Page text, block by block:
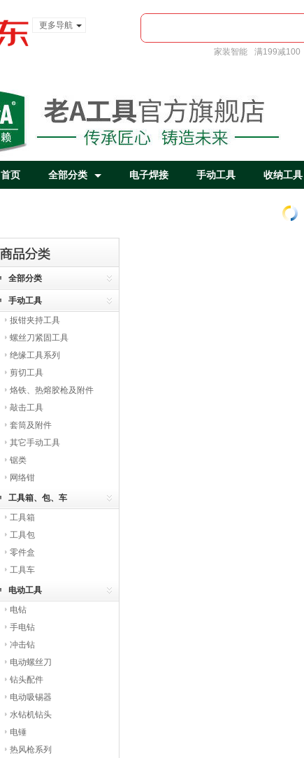
更多导航
家装智能 满199减100
首页 全部分类 电子焊接 手动工具 收纳工具
全部分类
手动工具
扳钳夹持工具
螺丝刀紧固工具
绝缘工具系列
剪切工具
烙铁、热熔胶枪及附件
敲击工具
套筒及附件
其它手动工具
锯类
网络钳
工具箱、包、车
工具箱
工具包
零件盒
工具车
电动工具
电钻
手电钻
冲击钻
电动螺丝刀
钻头配件
电动吸锡器
水钻机钻头
电锤
热风枪系列